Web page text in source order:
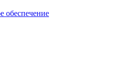
обеспечение